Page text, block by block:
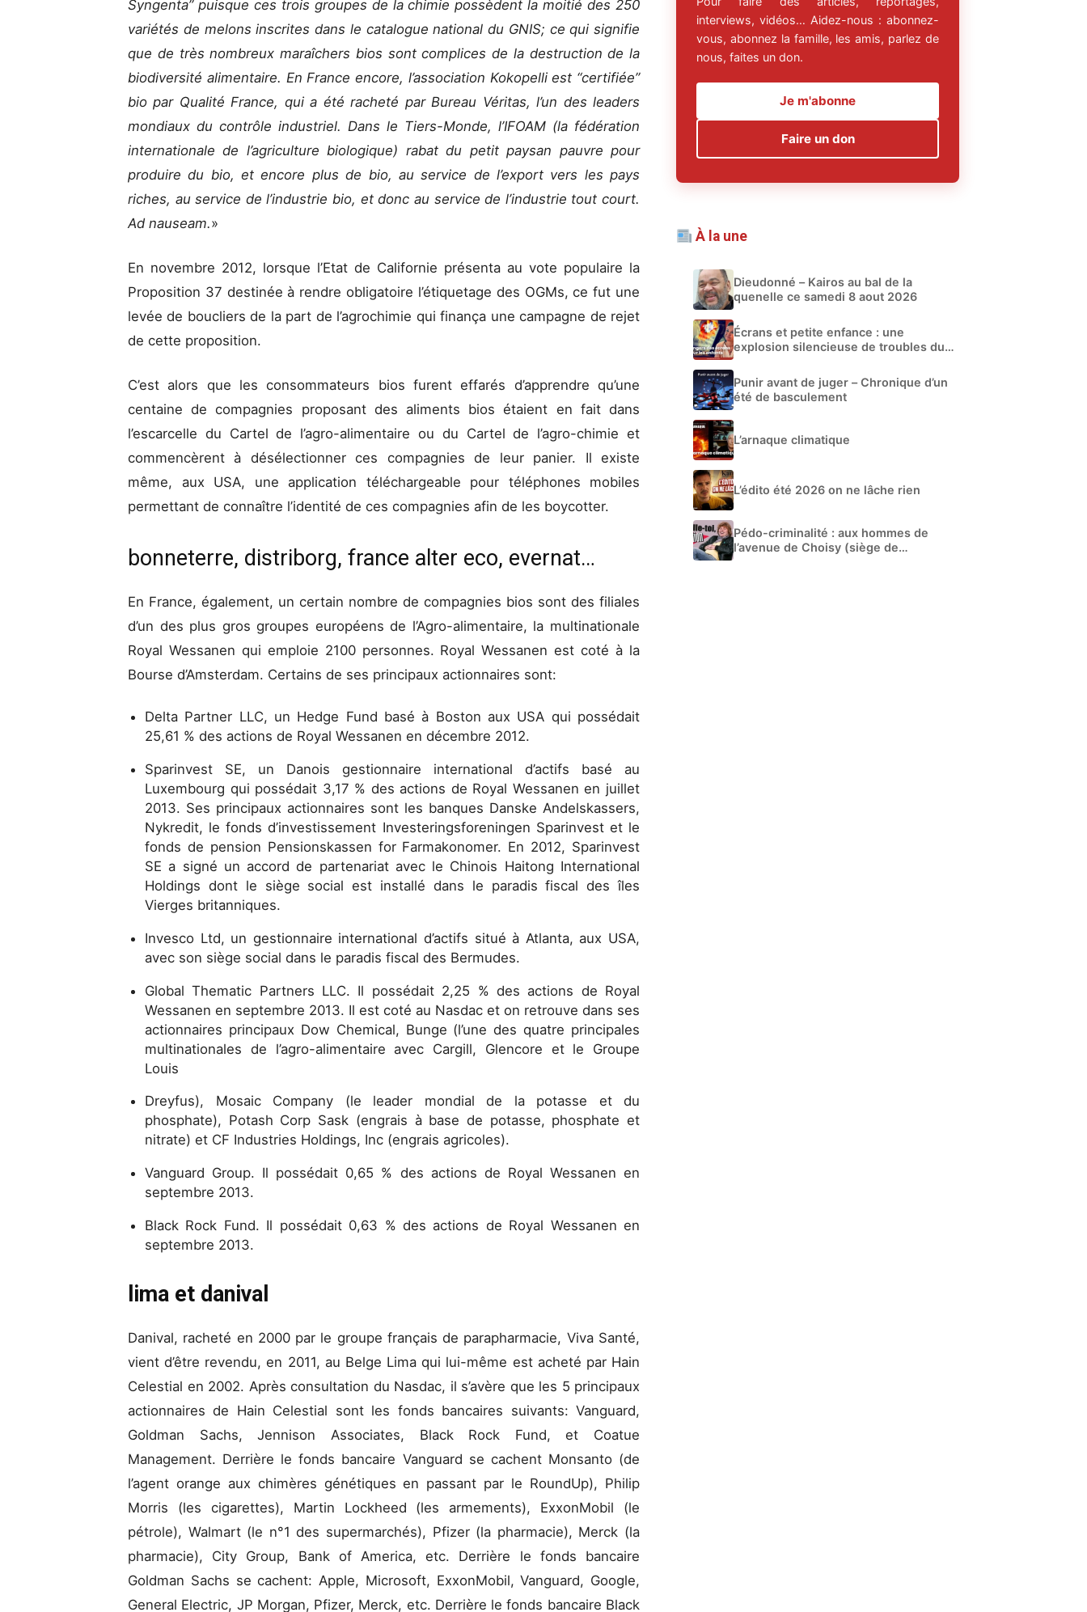
Syngenta” puisque ces trois groupes de la chimie possèdent la moitié des 250
variétés de melons inscrites dans le catalogue national du GNIS; ce qui signifie
que de très nombreux maraîchers bios sont complices de la destruction de la
biodiversité alimentaire. En France encore, l’association Kokopelli est “certifiée”
bio par Qualité France, qui a été racheté par Bureau Véritas, l’un des leaders
mondiaux du contrôle industriel. Dans le Tiers-Monde, l’IFOAM (la fédération
internationale de l’agriculture biologique) rabat du petit paysan pauvre pour
produire du bio, et encore plus de bio, au service de l’export vers les pays
riches, au service de l’industrie bio, et donc au service de l’industrie tout court.
Ad nauseam.»
En novembre 2012, lorsque l’Etat de Californie présenta au vote populaire la
Proposition 37 destinée à rendre obligatoire l’étiquetage des OGMs, ce fut une
levée de boucliers de la part de l’agrochimie qui finança une campagne de rejet
de cette proposition.
C’est alors que les consommateurs bios furent effarés d’apprendre qu’une
centaine de compagnies proposant des aliments bios étaient en fait dans
l’escarcelle du Cartel de l’agro-alimentaire ou du Cartel de l’agro-chimie et
commencèrent à désélectionner ces compagnies de leur panier. Il existe
même, aux USA, une application téléchargeable pour téléphones mobiles
permettant de connaître l’identité de ces compagnies afin de les boycotter.
bonneterre, distriborg, france alter eco, evernat…
En France, également, un certain nombre de compagnies bios sont des filiales
d’un des plus gros groupes européens de l’Agro-alimentaire, la multinationale
Royal Wessanen qui emploie 2100 personnes. Royal Wessanen est coté à la
Bourse d’Amsterdam. Certains de ses principaux actionnaires sont:
Delta Partner LLC, un Hedge Fund basé à Boston aux USA qui possédait
25,61 % des actions de Royal Wessanen en décembre 2012.
Sparinvest SE, un Danois gestionnaire international d’actifs basé au
Luxembourg qui possédait 3,17 % des actions de Royal Wessanen en juillet
2013. Ses principaux actionnaires sont les banques Danske Andelskassers,
Nykredit, le fonds d’investissement Investeringsforeningen Sparinvest et le
fonds de pension Pensionskassen for Farmakonomer. En 2012, Sparinvest
SE a signé un accord de partenariat avec le Chinois Haitong International
Holdings dont le siège social est installé dans le paradis fiscal des îles
Vierges britanniques.
Invesco Ltd, un gestionnaire international d’actifs situé à Atlanta, aux USA,
avec son siège social dans le paradis fiscal des Bermudes.
Global Thematic Partners LLC. Il possédait 2,25 % des actions de Royal
Wessanen en septembre 2013. Il est coté au Nasdac et on retrouve dans ses
actionnaires principaux Dow Chemical, Bunge (l’une des quatre principales
multinationales de l’agro-alimentaire avec Cargill, Glencore et le Groupe
Louis
Dreyfus), Mosaic Company (le leader mondial de la potasse et du
phosphate), Potash Corp Sask (engrais à base de potasse, phosphate et
nitrate) et CF Industries Holdings, Inc (engrais agricoles).
Vanguard Group. Il possédait 0,65 % des actions de Royal Wessanen en
septembre 2013.
Black Rock Fund. Il possédait 0,63 % des actions de Royal Wessanen en
septembre 2013.
lima et danival
Danival, racheté en 2000 par le groupe français de parapharmacie, Viva Santé,
vient d’être revendu, en 2011, au Belge Lima qui lui-même est acheté par Hain
Celestial en 2002. Après consultation du Nasdac, il s’avère que les 5 principaux
actionnaires de Hain Celestial sont les fonds bancaires suivants: Vanguard,
Goldman Sachs, Jennison Associates, Black Rock Fund, et Coatue
Management. Derrière le fonds bancaire Vanguard se cachent Monsanto (de
l’agent orange aux chimères génétiques en passant par le RoundUp), Philip
Morris (les cigarettes), Martin Lockheed (les armements), ExxonMobil (le
pétrole), Walmart (le n°1 des supermarchés), Pfizer (la pharmacie), Merck (la
pharmacie), City Group, Bank of America, etc. Derrière le fonds bancaire
Goldman Sachs se cachent: Apple, Microsoft, ExxonMobil, Vanguard, Google,
General Electric, JP Morgan, Pfizer, Merck, etc. Derrière le fonds bancaire Black
interviews, vidéos… Aidez-nous : abonnez-
vous, abonnez la famille, les amis, parlez de
nous, faites un don.
Je m'abonne
Faire un don
À la une
Dieudonné – Kairos au bal de la
quenelle ce samedi 8 aout 2026
Écrans et petite enfance : une
explosion silencieuse de troubles du
Punir avant de juger – Chronique d’un
été de basculement
L’arnaque climatique
L’édito été 2026 on ne lâche rien
Pédo-criminalité : aux hommes de
l’avenue de Choisy (siège de